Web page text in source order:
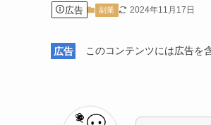
広告 副業 2024年11月17日
広告 このコンテンツには広告を